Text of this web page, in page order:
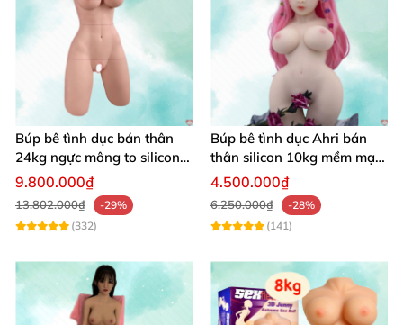
Búp bê tình dục bán thân
24kg ngực mông to silicon y
tế siêu thật
9.800.000₫
13.802.000₫
-29%
(332)
Búp bê tình dục Ahri bán
thân silicon 10kg mềm mại
giá rẻ
4.500.000₫
6.250.000₫
-28%
(141)